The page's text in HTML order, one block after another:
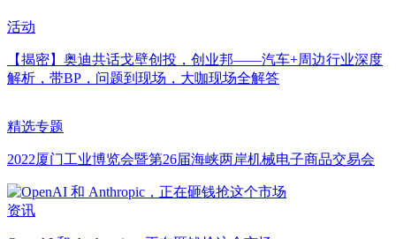
活动
【揭密】奥迪共话戈壁创投，创业邦——汽车+周边行业深度
解析，带BP，问题到现场，大咖现场全解答
精选专题
2022厦门工业博览会暨第26届海峡两岸机械电子商品交易会
资讯